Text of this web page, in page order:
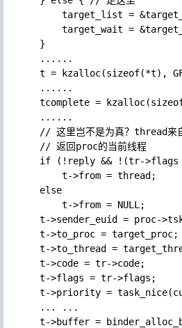
target_list =
target_wait =
    }
    ......
t = kzalloc(sizeof(*t),
    ......
tcomplete =
    ......
// 这里岂不是为真？thread
    // 返回proc的当前线程
if (!reply && !(tr-
        t->from = thread;
    else
        t->from = NULL;
t->sender_euid = proc-
t->to_proc = target_proc;
t->to_thread =
t->code = tr->code;
t->flags = tr->flags;
t->priority =
    ... ...
t->buffer =